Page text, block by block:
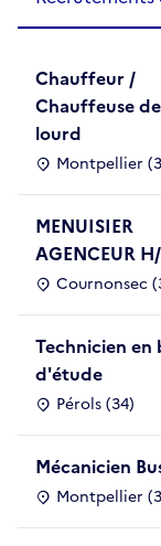
Chauffeur /
Chauffeuse
lourd
Montpellier
MENUISIER
AGENCEUR
Cournonsec
Technicien en
d'étude
Pérols (34)
Mécanicien
Montpellier